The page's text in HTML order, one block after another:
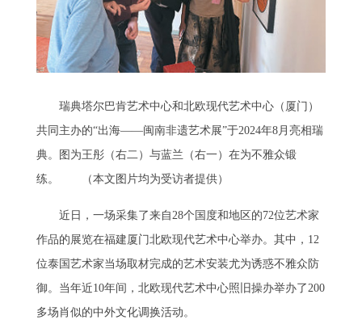
瑞典塔尔巴肯艺术中心和北欧现代艺术中心（厦门）
共同主办的“出海——闽南非遗艺术展”于2024年8月亮相瑞
典。图为王彤（右二）与蓝兰（右一）在为不雅众锻
练。 （本文图片均为受访者提供）
近日，一场采集了来自28个国度和地区的72位艺术家
作品的展览在福建厦门北欧现代艺术中心举办。其中，12
位泰国艺术家当场取材完成的艺术安装尤为诱惑不雅众防
御。当年近10年间，北欧现代艺术中心照旧操办举办了200
多场肖似的中外文化调换活动。